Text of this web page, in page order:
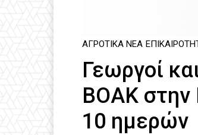
ΑΓΡΟΤΙΚΆ ΝΈΑ
Γεωργοί
ΒΟΑΚ στην
10 ημερών